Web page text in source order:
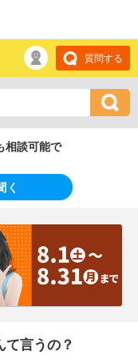
質問する
相談可能で
く
言うの？